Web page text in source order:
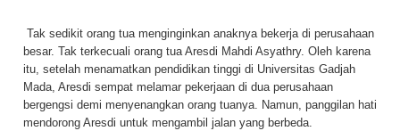
Tak sedikit orang tua menginginkan anaknya bekerja di perusahaan
besar. Tak terkecuali orang tua Aresdi Mahdi Asyathry. Oleh karena
itu, setelah menamatkan pendidikan tinggi di Universitas Gadjah
Mada, Aresdi sempat melamar pekerjaan di dua perusahaan
bergengsi demi menyenangkan orang tuanya. Namun, panggilan hati
mendorong Aresdi untuk mengambil jalan yang berbeda.